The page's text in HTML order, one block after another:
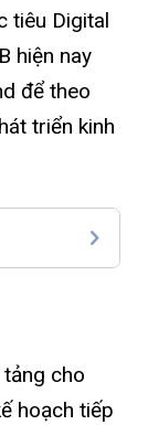
tiêu Digital
hiện nay
để theo
triển kinh
cho
hoạch tiếp